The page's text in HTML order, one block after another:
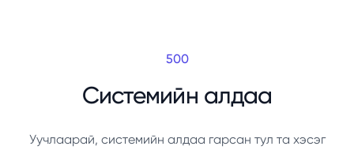
500
Системийн алдаа
Уучлаарай, системийн алдаа гарсан тул та хэсэг